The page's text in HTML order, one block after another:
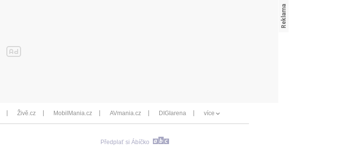
Živě.cz MobilMania.cz AVmania.cz DIGIarena více
Předplať si Ábíčko